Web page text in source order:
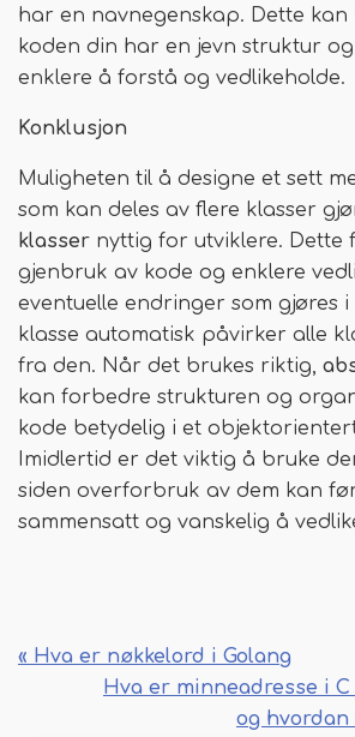
har en navnegenskap. Dette
koden din har en jevn struktur
enklere å forstå og vedlikeholde.
Konklusjon
Muligheten til å designe et sett
som kan deles av flere klasser
klasser nyttig for utviklere. Dette
gjenbruk av kode og enklere
eventuelle endringer som gjøres
klasse automatisk påvirker alle
fra den. Når det brukes riktig,
kan forbedre strukturen og
kode betydelig i et
Imidlertid er det viktig å bruke
siden overforbruk av dem kan
sammensatt og vanskelig å
« Hva er nøkkelord i Golang
Hva er minneadresse i
og hvordan